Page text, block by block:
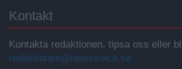
Kontakt
Kontakta redaktionen, tipsa oss eller
redaktionen@newsvoice.se